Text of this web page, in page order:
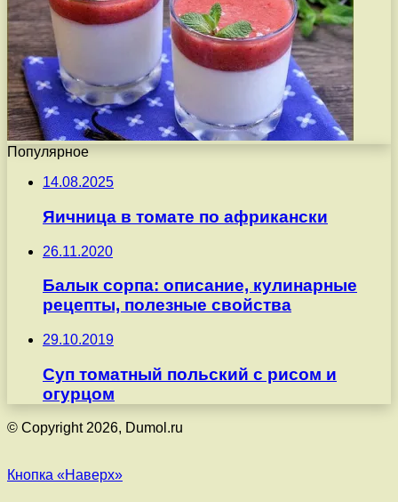
Популярное
14.08.2025
Яичница в томате по африкански
26.11.2020
Балык сорпа: описание, кулинарные
рецепты, полезные свойства
29.10.2019
Суп томатный польский с рисом и
огурцом
© Copyright 2026, Dumol.ru
Кнопка «Наверх»